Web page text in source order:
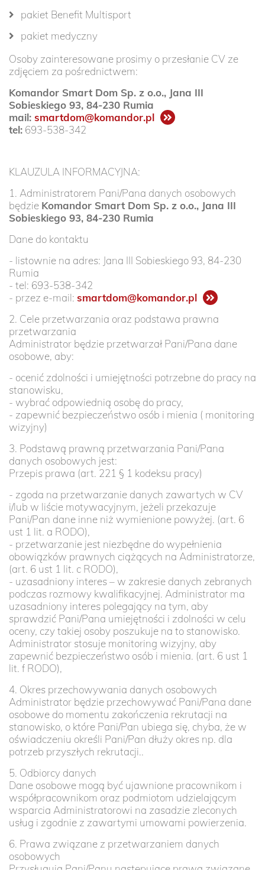
pakiet Benefit Multisport
pakiet medyczny
Osoby zainteresowane prosimy o przesłanie CV ze
zdjęciem za pośrednictwem:
Komandor Smart Dom Sp. z o.o., Jana III
Sobieskiego 93, 84-230 Rumia
mail: smartdom@komandor.pl
tel: 693-538-342
KLAUZULA INFORMACYJNA:
1. Administratorem Pani/Pana danych osobowych
będzie Komandor Smart Dom Sp. z o.o., Jana III
Sobieskiego 93, 84-230 Rumia
Dane do kontaktu
- listownie na adres: Jana III Sobieskiego 93, 84-230
Rumia
- tel: 693-538-342
- przez e-mail: smartdom@komandor.pl
2. Cele przetwarzania oraz podstawa prawna
przetwarzania
Administrator będzie przetwarzał Pani/Pana dane
osobowe, aby:
- ocenić zdolności i umiejętności potrzebne do pracy na
stanowisku,
- wybrać odpowiednią osobę do pracy,
- zapewnić bezpieczeństwo osób i mienia ( monitoring
wizyjny)
3. Podstawą prawną przetwarzania Pani/Pana
danych osobowych jest:
Przepis prawa (art. 221 § 1 kodeksu pracy)
- zgoda na przetwarzanie danych zawartych w CV
i/lub w liście motywacyjnym, jeżeli przekazuje
Pani/Pan dane inne niż wymienione powyżej. (art. 6
ust 1 lit. a RODO),
- przetwarzanie jest niezbędne do wypełnienia
obowiązków prawnych ciążących na Administratorze,
(art. 6 ust 1 lit. c RODO),
- uzasadniony interes – w zakresie danych zebranych
podczas rozmowy kwalifikacyjnej. Administrator ma
uzasadniony interes polegający na tym, aby
sprawdzić Pani/Pana umiejętności i zdolności w celu
oceny, czy takiej osoby poszukuje na to stanowisko.
Administrator stosuje monitoring wizyjny, aby
zapewnić bezpieczeństwo osób i mienia. (art. 6 ust 1
lit. f RODO),
4. Okres przechowywania danych osobowych
Administrator będzie przechowywać Pani/Pana dane
osobowe do momentu zakończenia rekrutacji na
stanowisko, o które Pani/Pan ubiega się, chyba, że w
oświadczeniu określi Pani/Pan dłuży okres np. dla
potrzeb przyszłych rekrutacji..
5. Odbiorcy danych
Dane osobowe mogą być ujawnione pracownikom i
współpracownikom oraz podmiotom udzielającym
wsparcia Administratorowi na zasadzie zleconych
usług i zgodnie z zawartymi umowami powierzenia.
6. Prawa związane z przetwarzaniem danych
osobowych